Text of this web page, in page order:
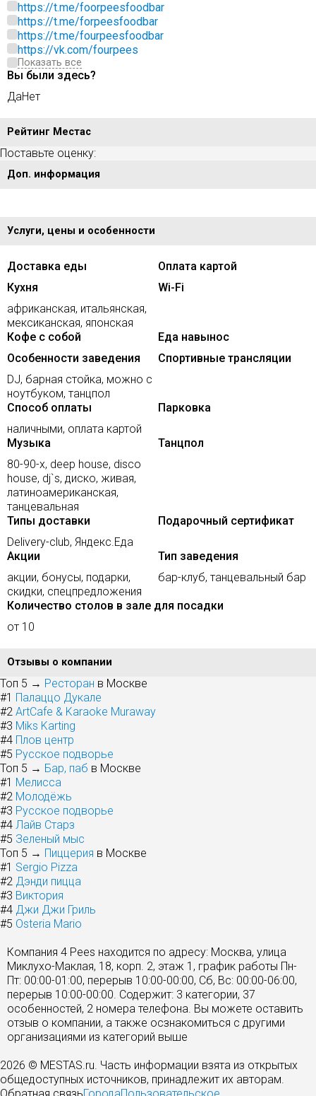
https://t.me/foorpeesfoodbar
https://t.me/forpeesfoodbar
https://t.me/fourpeesfoodbar
https://vk.com/fourpees
Показать все
Вы были здесь?
ДаНет
Рейтинг Местас
Поставьте оценку:
Доп. информация
Услуги, цены и особенности
Доставка еды
Оплата картой
Кухня
африканская, итальянская,
мексиканская, японская
Wi-Fi
Кофе с собой
Еда навынос
Особенности заведения
DJ, барная стойка, можно с
ноутбуком, танцпол
Спортивные трансляции
Способ оплаты
наличными, оплата картой
Парковка
Музыка
80-90-х, deep house, disco
house, dj`s, диско, живая,
латиноамериканская,
танцевальная
Танцпол
Типы доставки
Delivery-club, Яндекс.Еда
Подарочный сертификат
Акции
акции, бонусы, подарки,
скидки, спецпредложения
Тип заведения
бар-клуб, танцевальный бар
Количество столов в зале для посадки
от 10
Отзывы о компании
Топ 5 → Ресторан в Москве
#1 Палаццо Дукале
#2 ArtCafe & Karaoke Muraway
#3 Miks Karting
#4 Плов центр
#5 Русское подворье
Топ 5 → Бар, паб в Москве
#1 Мелисса
#2 Молодёжь
#3 Русское подворье
#4 Лайв Старз
#5 Зеленый мыс
Топ 5 → Пиццерия в Москве
#1 Sergio Pizza
#2 Дэнди пицца
#3 Виктория
#4 Джи Джи Гриль
#5 Osteria Mario
Компания 4 Pees находится по адресу: Москва, улица
Миклухо-Маклая, 18, корп. 2, этаж 1, график работы Пн-
Пт: 00:00-01:00, перерыв 10:00-00:00, Сб, Вс: 00:00-06:00,
перерыв 10:00-00:00. Содержит: 3 категории, 37
особенностей, 2 номера телефона. Вы можете оставить
отзыв о компании, а также осзнакомиться с другими
организациями из категорий выше
2026 © MESTAS.ru. Часть информации взята из открытых
общедоступных источников, принадлежит их авторам.